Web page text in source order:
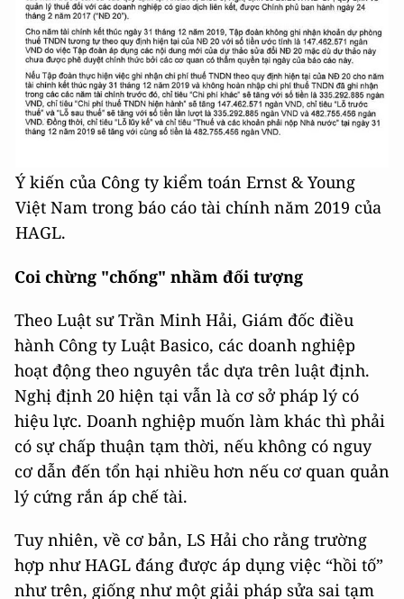
Ý kiến của Công ty kiểm toán Ernst & Young
Việt Nam trong báo cáo tài chính năm 2019 của
HAGL.
Coi chừng "chống" nhầm đối tượng
Theo Luật sư Trần Minh Hải, Giám đốc điều
hành Công ty Luật Basico, các doanh nghiệp
hoạt động theo nguyên tắc dựa trên luật định.
Nghị định 20 hiện tại vẫn là cơ sở pháp lý có
hiệu lực. Doanh nghiệp muốn làm khác thì phải
có sự chấp thuận tạm thời, nếu không có nguy
cơ dẫn đến tổn hại nhiều hơn nếu cơ quan quản
lý cứng rắn áp chế tài.
Tuy nhiên, về cơ bản, LS Hải cho rằng trường
hợp như HAGL đáng được áp dụng việc “hồi tố”
như trên, giống như một giải pháp sửa sai tạm